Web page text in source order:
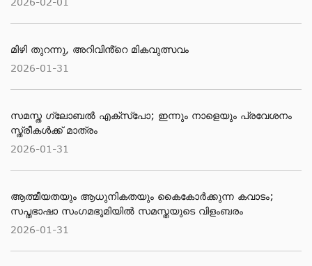
മിഴി തുറന്നു, അറിവിൻ്റെ മികവുത്സവം
2026-01-31
സമസ്ത ഗ്ലോബൽ എക്സ്പോ; ഇന്നും നാളെയും പ്രവേശനം
സ്ത്രീകൾക്ക് മാത്രം
2026-01-31
ആത്മീയതയും ആധുനികതയും കൈകോർക്കുന്ന കവാടം;
സപ്തഭാഷാ സംഗമഭൂമിയിൽ സമസ്തയുടെ വിളംബരം
2026-01-31